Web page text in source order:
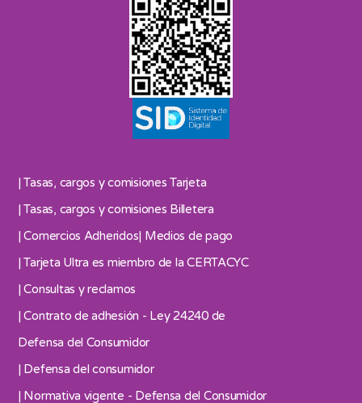
| Tasas, cargos y comisiones Tarjeta
| Tasas, cargos y comisiones Billetera
| Comercios Adheridos| Medios de pago
| Tarjeta Ultra es miembro de la CERTACYC
| Consultas y reclamos
| Contrato de adhesión - Ley 24240 de
Defensa del Consumidor
| Defensa del consumidor
| Normativa vigente - Defensa del Consumidor